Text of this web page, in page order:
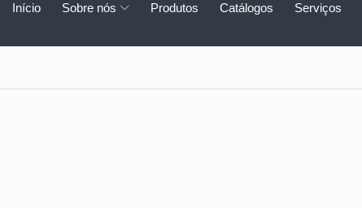
Início Sobre nós Produtos Catálogos Serviços